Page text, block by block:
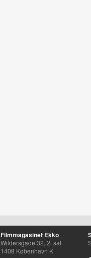
Filmmagasinet Ekko
Wildersgade 32, 2. sal
1408 København K